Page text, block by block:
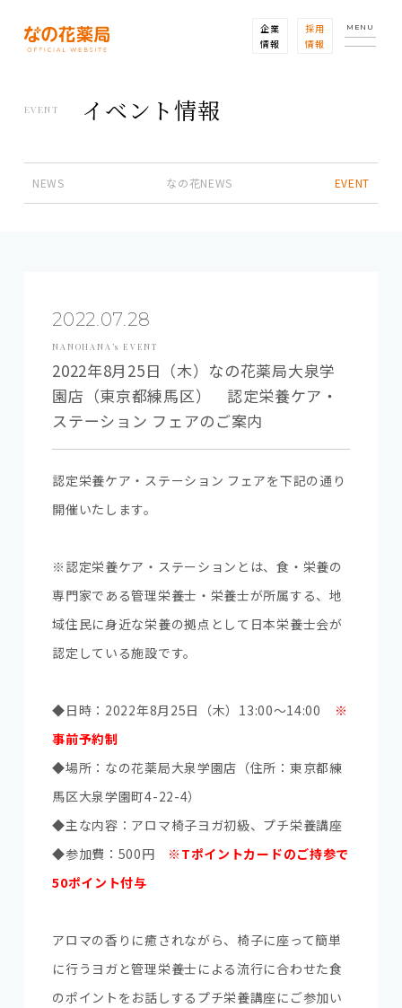
企業
情報
採用
情報
MENU
EVENT イベント情報
NEWS なの花NEWS EVENT
2022.07.28
NANOHANA’s EVENT
2022年8月25日（木）なの花薬局大泉学
園店（東京都練馬区） 認定栄養ケア・
ステーション フェアのご案内
認定栄養ケア・ステーション フェアを下記の通り
開催いたします。
※認定栄養ケア・ステーションとは、食・栄養の
専門家である管理栄養士・栄養士が所属する、地
域住民に身近な栄養の拠点として日本栄養士会が
認定している施設です。
◆日時：2022年8月25日（木）13:00～14:00
※
事前予約制
◆場所：なの花薬局大泉学園店（住所：東京都練
馬区大泉学園町4-22-4）
◆主な内容：アロマ椅子ヨガ初級、プチ栄養講座
◆参加費：500円 ※Tポイントカードのご持参で
50ポイント付与
アロマの香りに癒されながら、椅子に座って簡単
に行うヨガと管理栄養士による流行に合わせた食
のポイントをお話しするプチ栄養講座にご参加い